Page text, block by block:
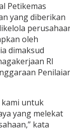
Petikemas
yang diberikan
oleh
dimaksud
RI
kami untuk
yang melekat
kata